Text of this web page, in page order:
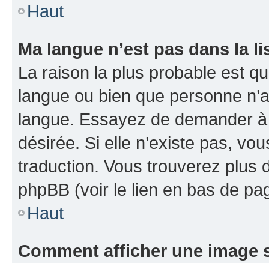
Haut
Ma langue n’est pas dans la
La raison la plus probable est
langue ou bien que personne
langue. Essayez de demander
désirée. Si elle n’existe pas,
traduction. Vous trouverez plus
phpBB (voir le lien en bas de
Haut
Comment afficher une image